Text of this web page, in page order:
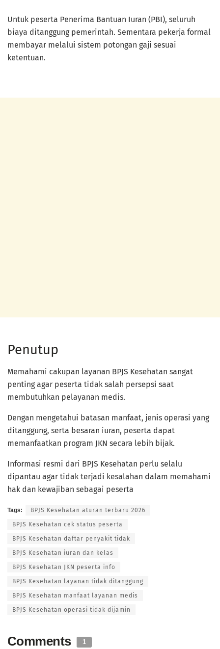
Untuk peserta Penerima Bantuan Iuran (PBI), seluruh
biaya ditanggung pemerintah. Sementara pekerja formal
membayar melalui sistem potongan gaji sesuai
ketentuan.
Penutup
Memahami cakupan layanan BPJS Kesehatan sangat
penting agar peserta tidak salah persepsi saat
membutuhkan pelayanan medis.
Dengan mengetahui batasan manfaat, jenis operasi yang
ditanggung, serta besaran iuran, peserta dapat
memanfaatkan program JKN secara lebih bijak.
Informasi resmi dari BPJS Kesehatan perlu selalu
dipantau agar tidak terjadi kesalahan dalam memahami
hak dan kewajiban sebagai peserta
Tags: BPJS Kesehatan aturan terbaru 2026
BPJS Kesehatan cek status peserta
BPJS Kesehatan daftar penyakit tidak
BPJS Kesehatan iuran dan kelas
BPJS Kesehatan JKN peserta info
BPJS Kesehatan layanan tidak ditanggung
BPJS Kesehatan manfaat layanan medis
BPJS Kesehatan operasi tidak dijamin
Comments 1